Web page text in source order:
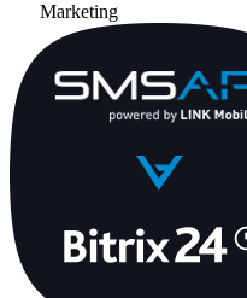
Marketing